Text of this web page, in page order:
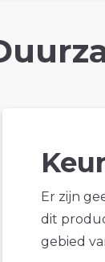
Er zijn
dit
gebied